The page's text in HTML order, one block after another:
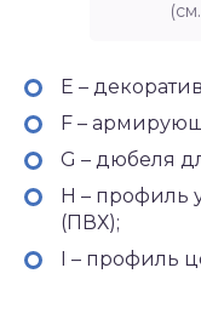
E –
F –
G – дюбеля
H – профиль
(ПВХ);
I – профиль